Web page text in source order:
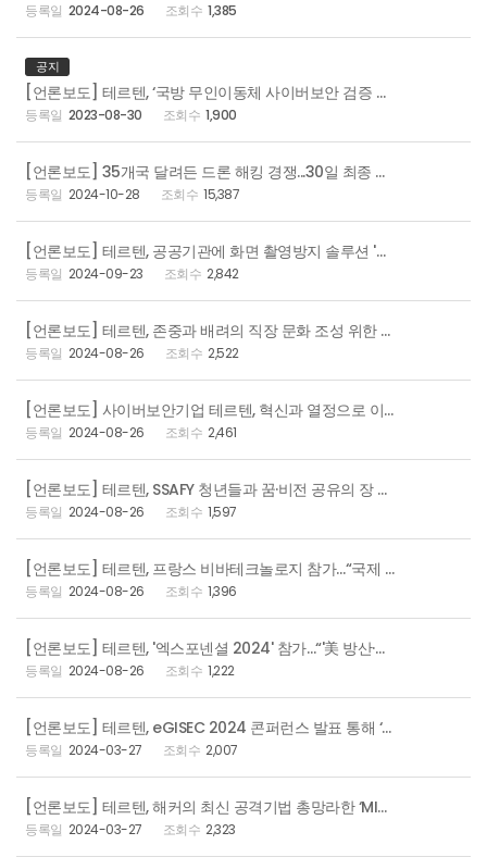
2024-08-26 1,385
공지
[언론보도] 테르텐, ‘국방 무인이동체 사이버보안 검증 및 시험환경 개발’ 연구과제 협약 체결
2023-08-30 1,900
[언론보도] 35개국 달려든 드론 해킹 경쟁...30일 최종 승자 결정
2024-10-28 15,387
[언론보도] 테르텐, 공공기관에 화면 촬영방지 솔루션 '캠큐브' 공급
2024-09-23 2,842
[언론보도] 테르텐, 존중과 배려의 직장 문화 조성 위한 여직원 간담회 열어
2024-08-26 2,522
[언론보도] 사이버보안기업 테르텐, 혁신과 열정으로 이룬 창립 24주년 기념 행사 개최
2024-08-26 2,461
[언론보도] 테르텐, SSAFY 청년들과 꿈·비전 공유의 장 마련
2024-08-26 1,597
[언론보도] 테르텐, 프랑스 비바테크놀로지 참가…“국제 드론 보안 협력 강화”
2024-08-26 1,396
[언론보도] 테르텐, '엑스포넨셜 2024' 참가…“'美 방산·민간 드론' 협력 활성화”
2024-08-26 1,222
[언론보도] 테르텐, eGISEC 2024 콘퍼런스 발표 통해 ‘드론 보안 중요성’ 전파
2024-03-27 2,007
[언론보도] 테르텐, 해커의 최신 공격기법 총망라한 ‘MITRE ATT&CK 분석서’ 발간
2024-03-27 2,323